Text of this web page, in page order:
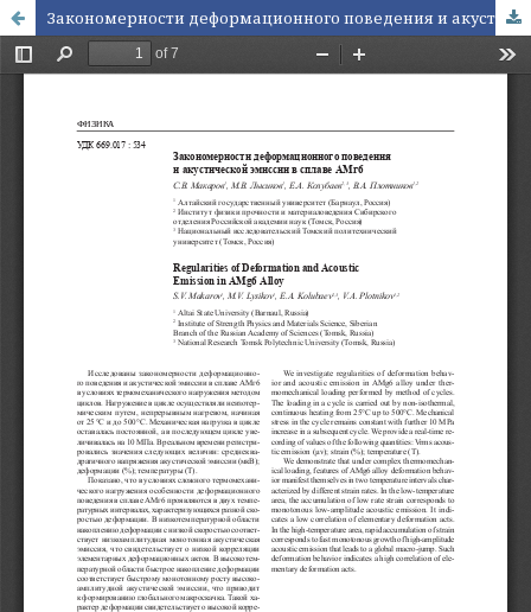
Закономерности деформационного поведения и акустической эмиссии в сплаве АМг6